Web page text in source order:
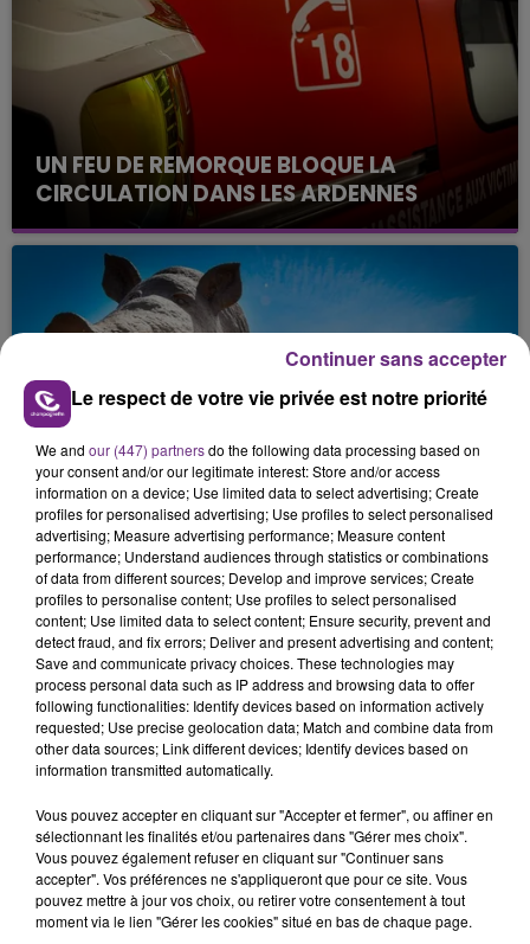
UN FEU DE REMORQUE BLOQUE LA
CIRCULATION DANS LES ARDENNES
Un feu de remorque s'est déclaré ce mercredi en
fin de matinée sur l'A34.
VENEZ FÊTER CE WEEK-END
L'ANNIVERSAIRE DE WOINIC
Ce samedi 8 août sera un grand jour :
l'anniversaire du plus gros sanglier du monde.
Une fête est donc organisée et vous êtes tous
conviés !
TITRES DIFFUSÉS
6h16
6h16
MYLES SMITH & NIALL HORAN
Drive Safe
6h11
6h11
FRERO DELAVEGA
Sweet Darling
Le respect de votre vie privée est notre priorité
We and our (447) partnersdo the following data processing based on
your consent and/or our legitimate interest: Store and/or access
information on a device; Use limited data to select advertising; Create
profiles for personalised advertising; Use profiles to select personalised
advertising; Measure advertising performance; Measure content
performance; Understand audiences through statistics or combinations
of data from different sources; Develop and improve services; Create
profiles to personalise content; Use profiles to select personalised
content; Use limited data to select content; Ensure security, prevent and
detect fraud, and fix errors; Deliver and present advertising and content;
Save and communicate privacy choices. These technologies may
process personal data such as IP address and browsing data to offer
following functionalities: Identify devices based on information actively
requested; Use precise geolocation data; Match and combine data from
other data sources; Link different devices; Identify devices based on
information transmitted automatically.
Vous pouvez accepter en cliquant sur "Accepter et fermer", ou affiner en
sélectionnant les finalités et/ou partenaires dans "Gérer mes choix".
Vous pouvez également refuser en cliquant sur "Continuer sans
accepter". Vos préférences ne s'appliqueront que pour ce site. Vous
pouvez mettre à jour vos choix, ou retirer votre consentement à tout
moment via le lien "Gérer les cookies" situé en bas de chaque page.
Continuer sans accepter